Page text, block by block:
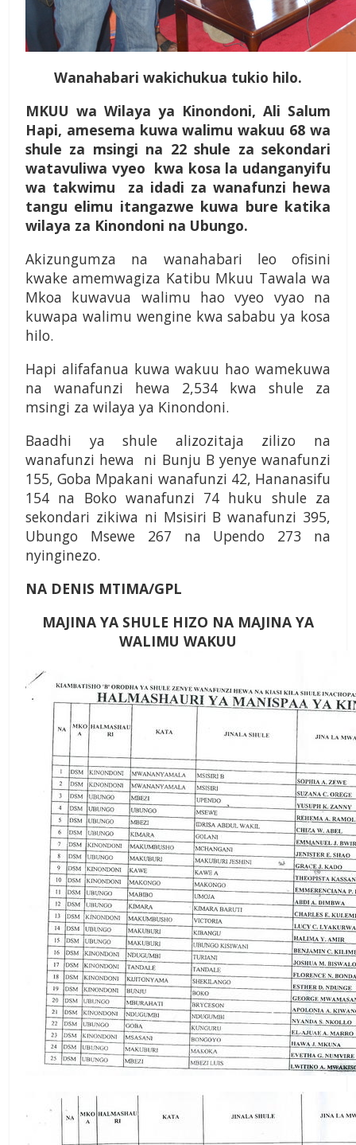
Wanahabari wakichukua tukio hilo.
MKUU wa Wilaya ya Kinondoni, Ali Salum
Hapi, amesema kuwa walimu wakuu 68 wa
shule za msingi na 22 shule za sekondari
watavuliwa vyeo kwa kosa la udanganyifu
wa takwimu za idadi za wanafunzi hewa
tangu elimu itangazwe kuwa bure katika
wilaya za Kinondoni na Ubungo.
Akizungumza na wanahabari leo ofisini
kwake amemwagiza Katibu Mkuu Tawala wa
Mkoa kuwavua walimu hao vyeo vyao na
kuwapa walimu wengine kwa sababu ya kosa
hilo.
Hapi alifafanua kuwa wakuu hao wamekuwa
na wanafunzi hewa 2,534 kwa shule za
msingi za wilaya ya Kinondoni.
Baadhi ya shule alizozitaja zilizo na
wanafunzi hewa ni Bunju B yenye wanafunzi
155, Goba Mpakani wanafunzi 42, Hananasifu
154 na Boko wanafunzi 74 huku shule za
sekondari zikiwa ni Msisiri B wanafunzi 395,
Ubungo Msewe 267 na Upendo 273 na
nyinginezo.
NA DENIS MTIMA/GPL
MAJINA YA SHULE HIZO NA MAJINA YA
WALIMU WAKUU